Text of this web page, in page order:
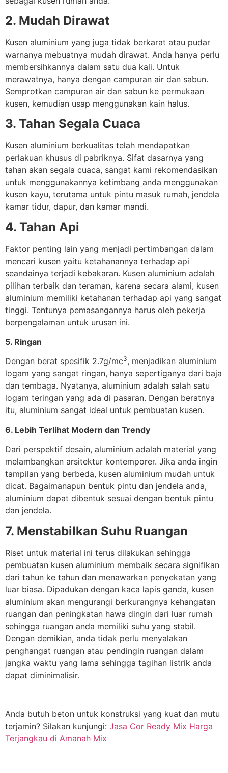
2. Mudah Dirawat
Kusen aluminium yang juga tidak berkarat atau pudar
warnanya mebuatnya mudah dirawat. Anda hanya perlu
membersihkannya dalam satu dua kali. Untuk
merawatnya, hanya dengan campuran air dan sabun.
Semprotkan campuran air dan sabun ke permukaan
kusen, kemudian usap menggunakan kain halus.
3. Tahan Segala Cuaca
Kusen aluminium berkualitas telah mendapatkan
perlakuan khusus di pabriknya. Sifat dasarnya yang
tahan akan segala cuaca, sangat kami rekomendasikan
untuk menggunakannya ketimbang anda menggunakan
kusen kayu, terutama untuk pintu masuk rumah, jendela
kamar tidur, dapur, dan kamar mandi.
4. Tahan Api
Faktor penting lain yang menjadi pertimbangan dalam
mencari kusen yaitu ketahanannya terhadap api
seandainya terjadi kebakaran. Kusen aluminium adalah
pilihan terbaik dan teraman, karena secara alami, kusen
aluminium memiliki ketahanan terhadap api yang sangat
tinggi. Tentunya pemasangannya harus oleh pekerja
berpengalaman untuk urusan ini.
5. Ringan
Dengan berat spesifik 2.7g/mc3, menjadikan aluminium
logam yang sangat ringan, hanya sepertiganya dari baja
dan tembaga. Nyatanya, aluminium adalah salah satu
logam teringan yang ada di pasaran. Dengan beratnya
itu, aluminium sangat ideal untuk pembuatan kusen.
6. Lebih Terlihat Modern dan Trendy
Dari perspektif desain, aluminium adalah material yang
melambangkan arsitektur kontemporer. Jika anda ingin
tampilan yang berbeda, kusen aluminium mudah untuk
dicat. Bagaimanapun bentuk pintu dan jendela anda,
aluminium dapat dibentuk sesuai dengan bentuk pintu
dan jendela.
7. Menstabilkan Suhu Ruangan
Riset untuk material ini terus dilakukan sehingga
pembuatan kusen aluminium membaik secara signifikan
dari tahun ke tahun dan menawarkan penyekatan yang
luar biasa. Dipadukan dengan kaca lapis ganda, kusen
aluminium akan mengurangi berkurangnya kehangatan
ruangan dan peningkatan hawa dingin dari luar rumah
sehingga ruangan anda memiliki suhu yang stabil.
Dengan demikian, anda tidak perlu menyalakan
penghangat ruangan atau pendingin ruangan dalam
jangka waktu yang lama sehingga tagihan listrik anda
dapat diminimalisir.
Anda butuh beton untuk konstruksi yang kuat dan mutu
terjamin? Silakan kunjungi: Jasa Cor Ready Mix Harga
Terjangkau di Amanah Mix